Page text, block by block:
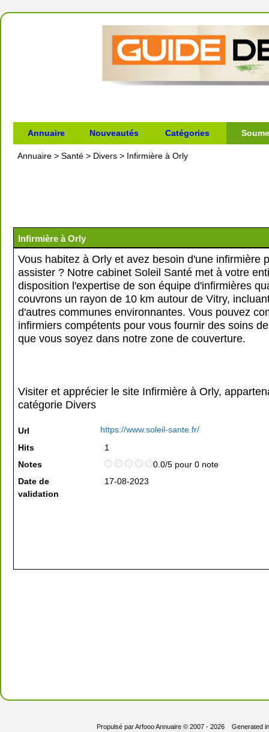
Annuaire Nouveautés Catégories
Annuaire > Santé > Divers > Infirmière à Orly
Infirmière à Orly
Vous habitez à Orly et avez besoin d'une infirmière
assister ? Notre cabinet Soleil Santé met à votre
disposition l'expertise de son équipe d'infirmières
couvrons un rayon de 10 km autour de Vitry,
d'autres communes environnantes. Vous pouvez
infirmiers compétents pour vous fournir des soins
que vous soyez dans notre zone de couverture.
Visiter et apprécier le site Infirmière à Orly,
catégorie Divers
Url
https://www.soleil-sante.fr/
Hits
1
Notes
0.0/5 pour 0 note
Date de
validation
17-08-2023
Propulsé parArfooo Annuaire© 2007 - 2026 Generated